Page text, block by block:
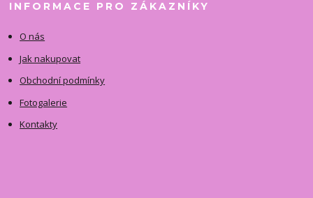
INFORMACE PRO ZÁKAZNÍKY
O nás
Jak nakupovat
Obchodní podmínky
Fotogalerie
Kontakty